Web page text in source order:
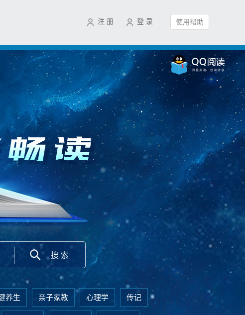
使用帮助
登 录
注 册
养生 亲子家教 心理学 传记